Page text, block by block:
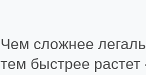
Чем сложнее
тем быстрее